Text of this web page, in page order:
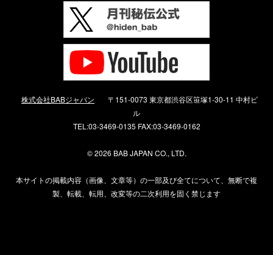
株式会社BABジャパン
〒151-0073 東京都渋谷区笹塚1-30-11 中村ビ
ル
TEL:03-3469-0135 FAX:03-3469-0162
©2026 BAB JAPAN CO., LTD.
本サイトの掲載内容（画像、文章等）の一部及び全てについて、無断で複
製、転載、転用、改変等の二次利用を固く禁じます